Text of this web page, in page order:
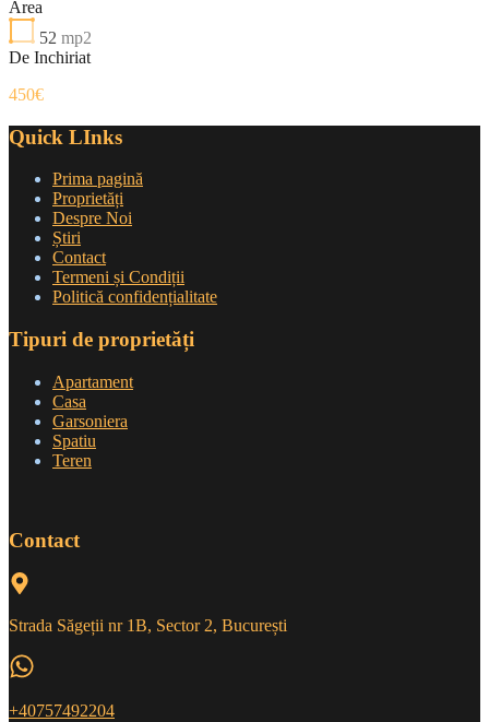
Area
52 mp2
De Inchiriat
450€
Quick LInks
Prima pagină
Proprietăți
Despre Noi
Știri
Contact
Termeni și Condiții
Politică confidențialitate
Tipuri de proprietăți
Apartament
Casa
Garsoniera
Spatiu
Teren
Contact
Strada Săgeții nr 1B, Sector 2, București
+40757492204